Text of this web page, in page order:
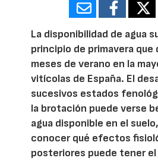
La disponibilidad de agua
principio de primavera que
meses de verano en la
vitícolas de España. El
sucesivos estados
la brotación puede verse
agua disponible en el
conocer qué efectos
posteriores puede tener el